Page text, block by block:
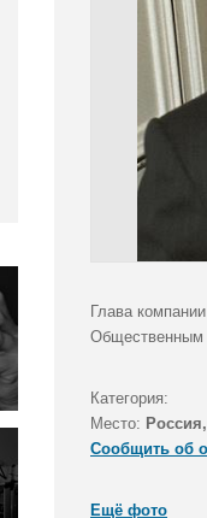
Глава
Общественным
Категория:
Место:
Сообщить об
Ещё фото